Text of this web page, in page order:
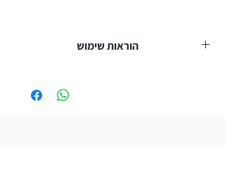
הוראות שימוש
• יש להשרות את הספוג במים חמימים עד שהוא